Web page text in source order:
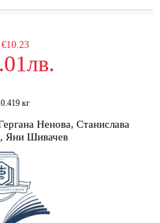
€10.23
0.419 кг
Ненова, Станислава
Яни Шивачев